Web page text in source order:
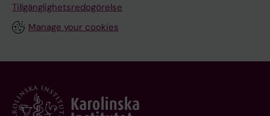
Tillgänglighetsredogörelse
Manage your cookies